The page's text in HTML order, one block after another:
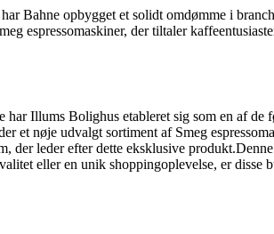
Bahne opbygget et solidt omdømme i
espressomaskiner, der tiltaler
Illums Bolighus etableret sig som en af de
nøje udvalgt sortiment af Smeg
der leder efter dette eksklusive
eller en unik shoppingoplevelse, er disse